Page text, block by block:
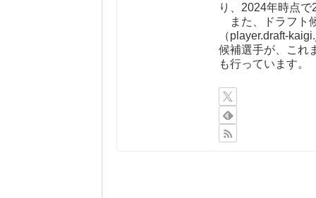
り、2024年時点
また、ドラフト
（player.draft-
候補選手が、これ
も行っています。